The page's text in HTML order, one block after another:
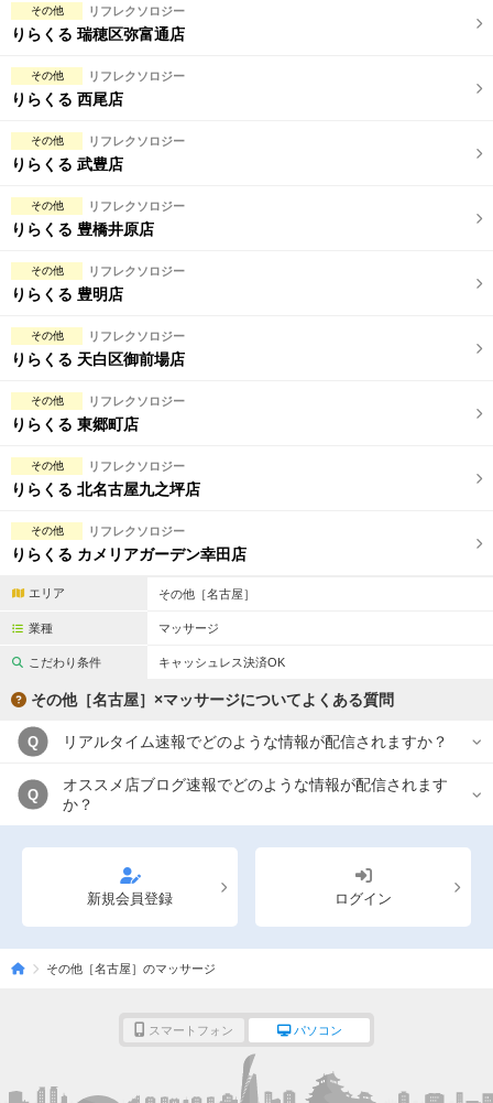
その他 リフレクソロジー
りらくる 瑞穂区弥富通店
その他 リフレクソロジー
りらくる 西尾店
その他 リフレクソロジー
りらくる 武豊店
その他 リフレクソロジー
りらくる 豊橋井原店
その他 リフレクソロジー
りらくる 豊明店
その他 リフレクソロジー
りらくる 天白区御前場店
その他 リフレクソロジー
りらくる 東郷町店
その他 リフレクソロジー
りらくる 北名古屋九之坪店
その他 リフレクソロジー
りらくる カメリアガーデン幸田店
エリア その他［名古屋］
業種 マッサージ
こだわり条件 キャッシュレス決済OK
その他［名古屋］×マッサージについてよくある質問
Q リアルタイム速報でどのような情報が配信されますか？
Q
オススメ店ブログ速報でどのような情報が配信されます
か？
新規会員登録 ログイン
その他［名古屋］のマッサージ
スマートフォン パソコン